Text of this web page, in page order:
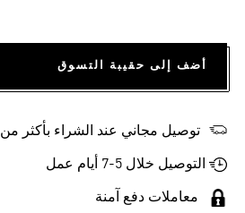
أضف إلى حقيبة التسوق
توصيل مجاني عند الشراء بأكثر من 55 .د.ب‎
التوصيل خلال 5-7 أيام عمل
معاملات دفع آمنة